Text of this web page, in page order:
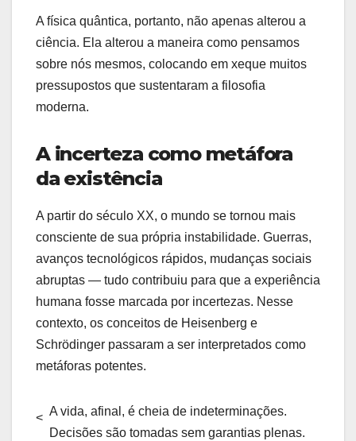
A física quântica, portanto, não apenas alterou a
ciência. Ela alterou a maneira como pensamos
sobre nós mesmos, colocando em xeque muitos
pressupostos que sustentaram a filosofia
moderna.
A incerteza como metáfora
da existência
A partir do século XX, o mundo se tornou mais
consciente de sua própria instabilidade. Guerras,
avanços tecnológicos rápidos, mudanças sociais
abruptas — tudo contribuiu para que a experiência
humana fosse marcada por incertezas. Nesse
contexto, os conceitos de Heisenberg e
Schrödinger passaram a ser interpretados como
metáforas potentes.
< A vida, afinal, é cheia de indeterminações.
Decisões são tomadas sem garantias plenas.